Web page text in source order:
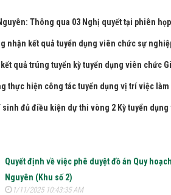
Thông qua 03 Nghị quyết tại phiên
nhận kết quả tuyển dụng viên chức sự
quả trúng tuyển kỳ tuyển dụng viên chức
thực hiện công tác tuyển dụng vị trí việc làm
đủ điều kiện dự thi vòng 2 Kỳ tuyển
Quyết định về việc phê duyệt đồ án Quy
Nguyên (Khu số 2)
1/11/2025 10:43:35 AM